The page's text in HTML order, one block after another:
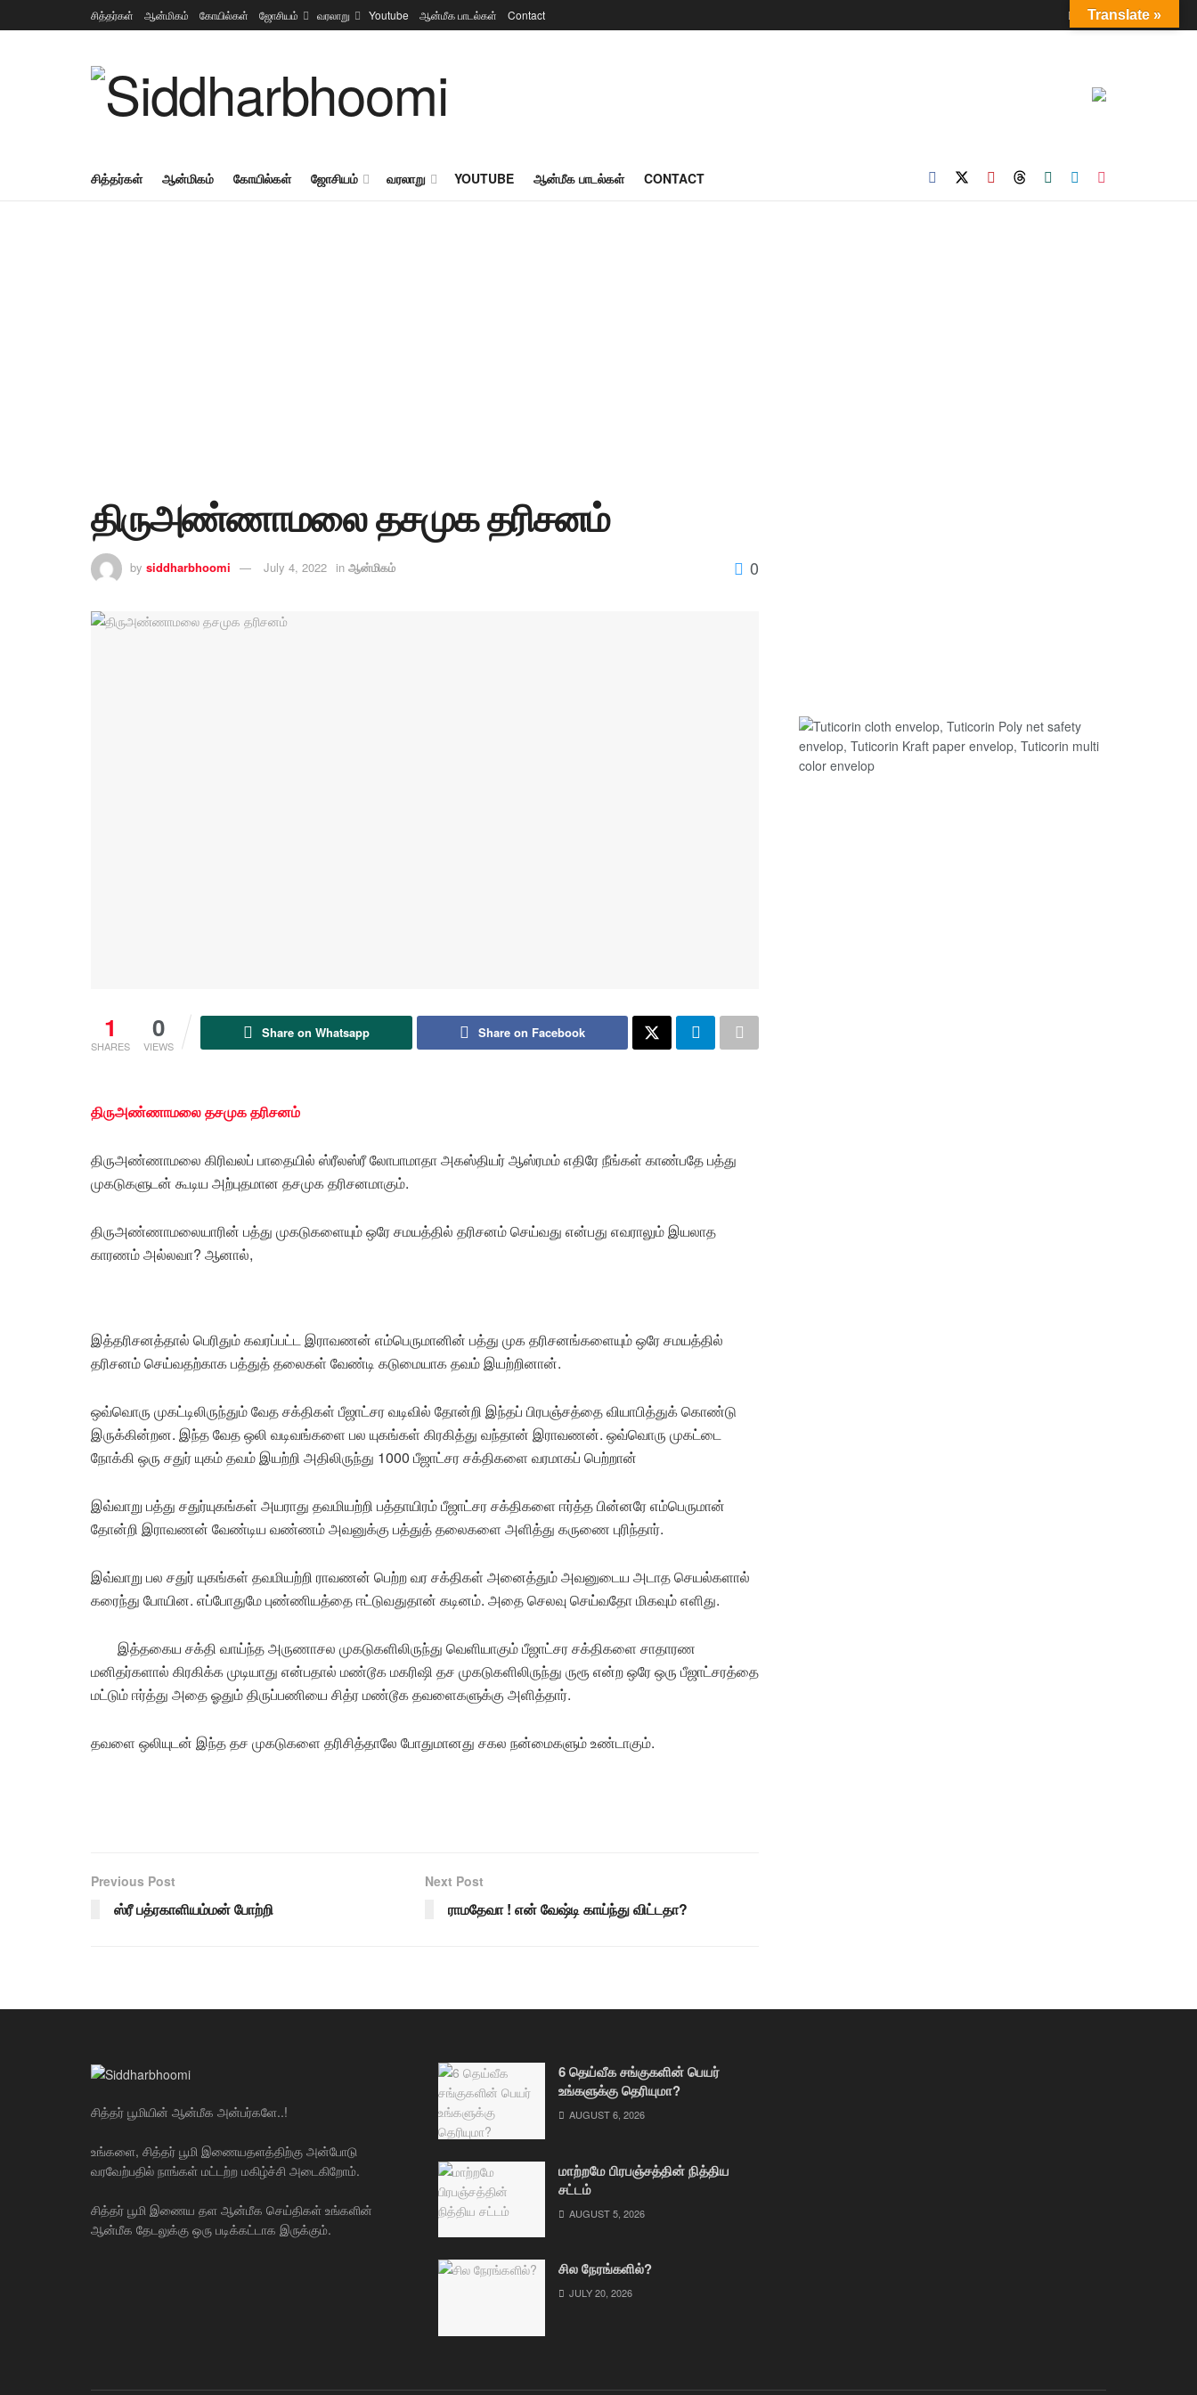
சித்தர்கள் ஆன்மிகம் கோயில்கள் ஜோசியம் வரலாறு Youtube ஆன்மீக பாடல்கள் Contact Login
சித்தர்கள் ஆன்மிகம் கோயில்கள் ஜோசியம் வரலாறு YOUTUBE ஆன்மீக பாடல்கள் CONTACT
திருஅண்ணாமலை தசமுக தரிசனம்
by siddharbhoomi July 4, 2022 in ஆன்மிகம் 0
1
SHARES
0
VIEWS
Share on Whatsapp Share on Facebook
திருஅண்ணாமலை தசமுக தரிசனம்
திருஅண்ணாமலை கிரிவலப் பாதையில் ஸ்ரீலஸ்ரீ லோபாமாதா அகஸ்தியர் ஆஸ்ரமம் எதிரே நீங்கள் காண்பதே பத்து
முகடுகளுடன் கூடிய அற்புதமான தசமுக தரிசனமாகும்.
திருஅண்ணாமலையாரின் பத்து முகடுகளையும் ஒரே சமயத்தில் தரிசனம் செய்வது என்பது எவராலும் இயலாத
காரணம் அல்லவா? ஆனால்,
இத்தரிசனத்தால் பெரிதும் கவரப்பட்ட இராவணன் எம்பெருமானின் பத்து முக தரிசனங்களையும் ஒரே சமயத்தில்
தரிசனம் செய்வதற்காக பத்துத் தலைகள் வேண்டி கடுமையாக தவம் இயற்றினான்.
ஒவ்வொரு முகட்டிலிருந்தும் வேத சக்திகள் பீஜாட்சர வடிவில் தோன்றி இந்தப் பிரபஞ்சத்தை வியாபித்துக் கொண்டு
இருக்கின்றன. இந்த வேத ஒலி வடிவங்களை பல யுகங்கள் கிரகித்து வந்தான் இராவணன். ஒவ்வொரு முகட்டை
நோக்கி ஒரு சதுர் யுகம் தவம் இயற்றி அதிலிருந்து 1000 பீஜாட்சர சக்திகளை வரமாகப் பெற்றான்
இவ்வாறு பத்து சதுர்யுகங்கள் அயராது தவமியற்றி பத்தாயிரம் பீஜாட்சர சக்திகளை ஈர்த்த பின்னரே எம்பெருமான்
தோன்றி இராவணன் வேண்டிய வண்ணம் அவனுக்கு பத்துத் தலைகளை அளித்து கருணை புரிந்தார்.
இவ்வாறு பல சதுர் யுகங்கள் தவமியற்றி ராவணன் பெற்ற வர சக்திகள் அனைத்தும் அவனுடைய அடாத செயல்களால்
கரைந்து போயின. எப்போதுமே புண்ணியத்தை ஈட்டுவதுதான் கடினம். அதை செலவு செய்வதோ மிகவும் எளிது.
இத்தகைய சக்தி வாய்ந்த அருணாசல முகடுகளிலிருந்து வெளியாகும் பீஜாட்சர சக்திகளை சாதாரண
மனிதர்களால் கிரகிக்க முடியாது என்பதால் மண்டூக மகரிஷி தச முகடுகளிலிருந்து ருரூ என்ற ஒரே ஒரு பீஜாட்சரத்தை
மட்டும் ஈர்த்து அதை ஓதும் திருப்பணியை சித்ர மண்டூக தவளைகளுக்கு அளித்தார்.
தவளை ஒலியுடன் இந்த தச முகடுகளை தரிசித்தாலே போதுமானது சகல நன்மைகளும் உண்டாகும்.
Previous Post
ஸ்ரீ பத்ரகாளியம்மன் போற்றி
Next Post
ராமதேவா ! என் வேஷ்டி காய்ந்து விட்டதா?
சித்தர் பூமியின் ஆன்மீக அன்பர்களே..!
உங்களை, சித்தர் பூமி இணையதளத்திற்கு அன்போடு
வரவேற்பதில் நாங்கள் மட்டற்ற மகிழ்ச்சி அடைகிறோம்.
சித்தர் பூமி இணைய தள ஆன்மீக செய்திகள் உங்களின்
ஆன்மீக தேடலுக்கு ஒரு படிக்கட்டாக இருக்கும்.
6 தெய்வீக சங்குகளின் பெயர்
உங்களுக்கு தெரியுமா?
AUGUST 6, 2026
மாற்றமே பிரபஞ்சத்தின் நித்திய
சட்டம்
AUGUST 5, 2026
சில நேரங்களில்?
JULY 20, 2026
Translate »